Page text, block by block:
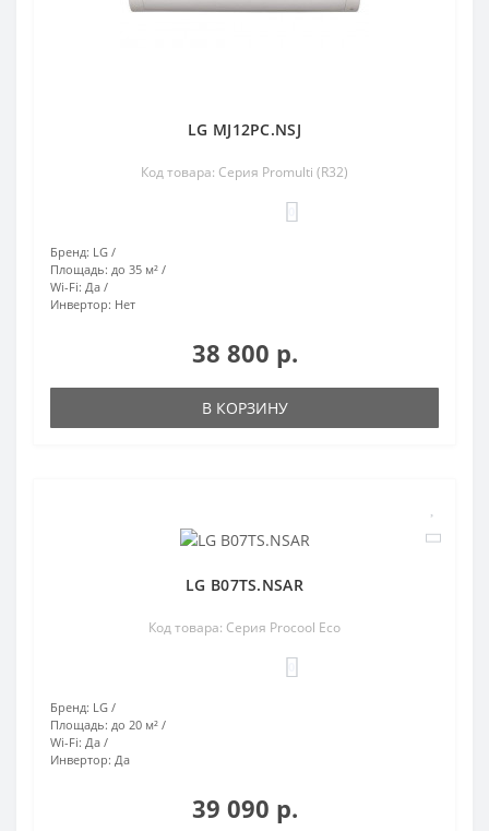
LG MJ12PC.NSJ
Код товара: Серия Promulti (R32)
Бренд: LG
Площадь: до 35 м²
Wi-Fi: Да
Инвертор: Нет
38 800 р.
В КОРЗИНУ
LG B07TS.NSAR
Код товара: Серия Procool Eco
Бренд: LG
Площадь: до 20 м²
Wi-Fi: Да
Инвертор: Да
39 090 р.